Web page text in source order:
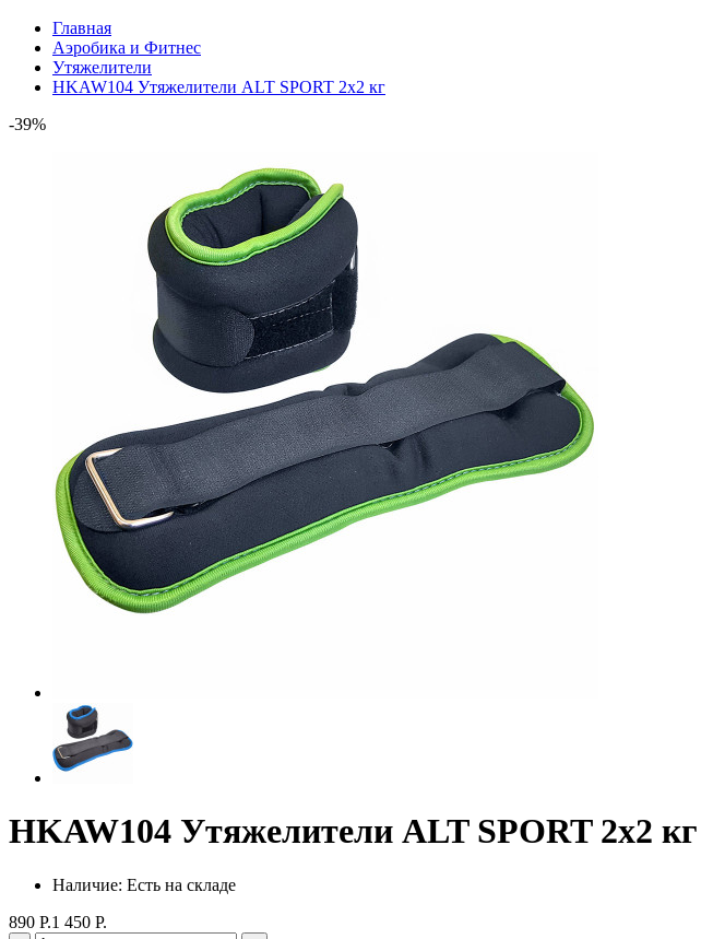
Главная
Аэробика и Фитнес
Утяжелители
HKAW104 Утяжелители ALT SPORT 2x2 кг
-39%
HKAW104 Утяжелители ALT SPORT 2x2 кг
Наличие: Есть на складе
890 Р.1 450 Р.